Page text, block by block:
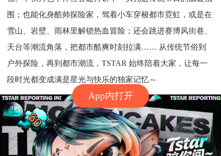
App内打开
围；也能化身酷帅探险家，驾着小车穿梭都市霓虹，或是在
雪山、岩壁、雨林里解锁热血冒险；还会跳进赛博风街巷、
天台等潮流角落，把都市酷爽时刻拉满…… 从传统节俗到
户外探险，再到都市潮流，TSTAR 始终陪着大家，让每一
段时光都变成满是星光与快乐的独家记忆～